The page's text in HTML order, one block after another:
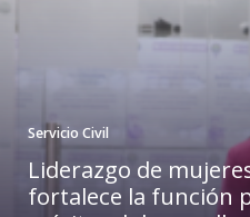
Servicio Civil
Liderazgo de
fortalece la función